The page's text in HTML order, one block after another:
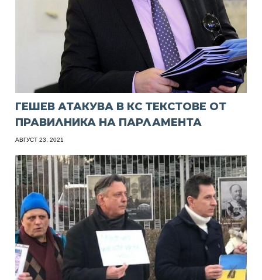
ГЕШЕВ АТАКУВА В КС ТЕКСТОВЕ ОТ
ПРАВИЛНИКА НА ПАРЛАМЕНТА
АВГУСТ 23, 2021